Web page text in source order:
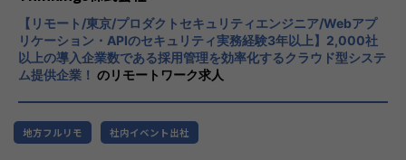
■誰と仕事をするのか
・新規事業企画チーム
・プロダクトマネージャー
・エンジニアリングマネージャー
■本ポジションの魅力（得られる経験・スキル）
プロダクトが産声を上げる瞬間をダイレクトに経験できま
す。
■募集背景
HRTech業界を牽引する『sonar ATS by HRMOS』を展開す
る当社ですが、現在、さらなる顧客課題の解決に向けて、
自社プラットフォームの可能性を広げる新規領域のプロジェ
新しいアイデアを積極的に提案する文化が根
付いています。また、チームワークを大切に
し、互いにサポートし合う環境が整っていま
す。
【★働き方/リモートワーク】
柔軟な働き方を推奨しており、リモートワー
クも積極的に取り入れております。
【リモート/東京/プロダクトセキュリティエンジニア/Webアプ
リケーション・APIのセキュリティ実務経験3年以上】2,000社
以上の導入企業数である採用管理を効率化するクラウド型システ
ム提供企業！ のリモートワーク求人
地方フルリモ 社内イベント出社